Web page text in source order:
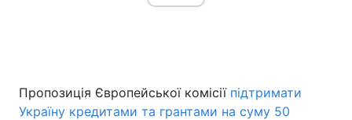
Головна Війна
Пропозиція Європейської комісії підтримати
Україну кредитами та грантами на суму 50